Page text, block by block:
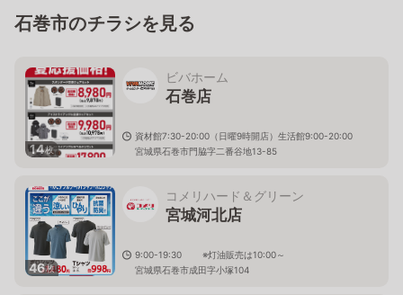
石巻市のチラシを見る
14枚
ビバホーム
石巻店
資材館7:30-20:00（日曜9時開店）生活館9:00-20:00
宮城県石巻市門脇字二番谷地13-85
46枚
コメリハード＆グリーン
宮城河北店
9:00-19:30 ※灯油販売は10:00～
宮城県石巻市成田字小塚104